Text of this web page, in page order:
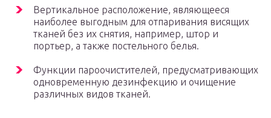
Вертикальное расположение, являющееся
наиболее выгодным для отпаривания висящих
тканей без их снятия, например, штор и
портьер, а также постельного белья.
Функции пароочистителей, предусматривающих
одновременную дезинфекцию и очищение
различных видов тканей.